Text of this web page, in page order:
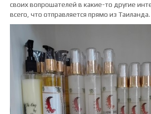
своих вопрошателей в какие-то другие
всего, что отправляется прямо из Таиланда.